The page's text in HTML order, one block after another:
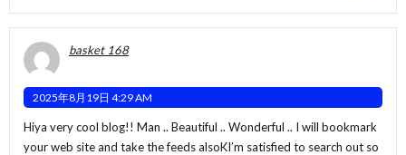
basket 168
2025年8月19日 4:29 AM
Hiya very cool blog!! Man .. Beautiful .. Wonderful .. I will bookmark
your web site and take the feeds alsoKI’m satisfied to search out so